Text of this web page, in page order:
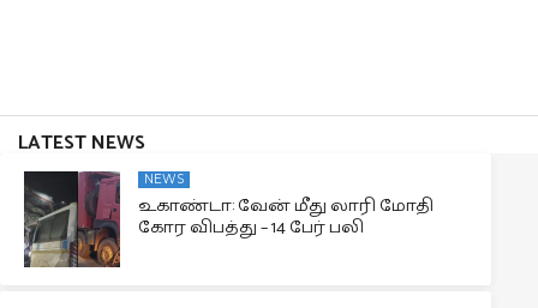
LATEST NEWS
NEWS
உகாண்டா: வேன் மீது லாரி மோதி
கோர விபத்து – 14 பேர் பலி